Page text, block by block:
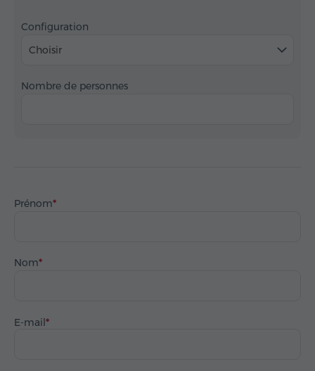
Configuration
Choisir
Nombre de personnes
Prénom
Nom
E-mail